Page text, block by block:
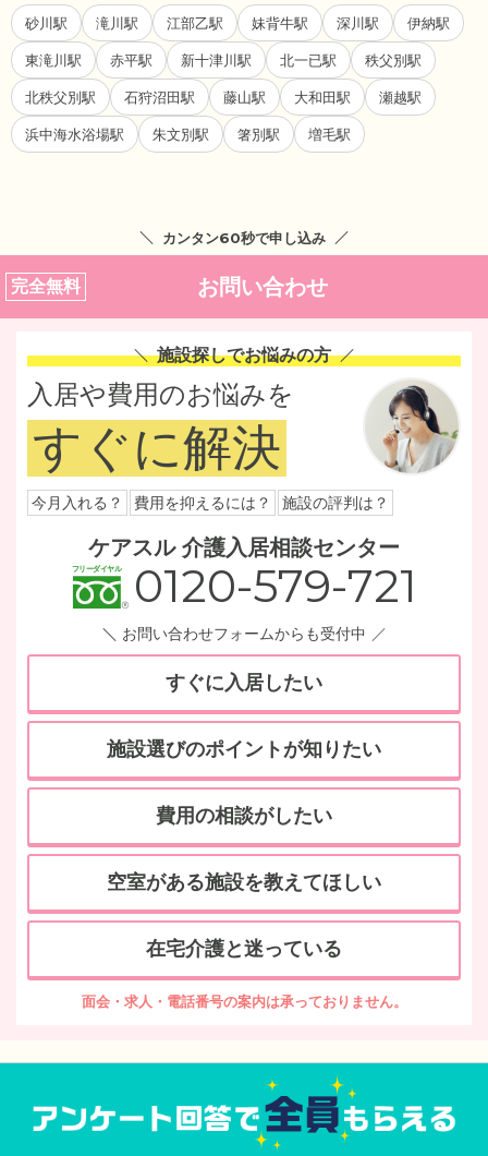
砂川駅 滝川駅 江部乙駅 妹背牛駅 深川駅 伊納駅
東滝川駅 赤平駅 新十津川駅 北一已駅 秩父別駅
北秩父別駅 石狩沼田駅 藤山駅 大和田駅 瀬越駅
浜中海水浴場駅 朱文別駅 箸別駅 増毛駅
カンタン60秒で申し込み
完全無料 お問い合わせ
施設探しでお悩みの方
入居や費用のお悩みを
すぐに解決
今月入れる？ 費用を抑えるには？ 施設の評判は？
ケアスル 介護入居相談センター
0120-579-721
お問い合わせフォームからも受付中
すぐに入居したい
施設選びのポイントが知りたい
費用の相談がしたい
空室がある施設を教えてほしい
在宅介護と迷っている
面会・求人・電話番号の案内は承っておりません。